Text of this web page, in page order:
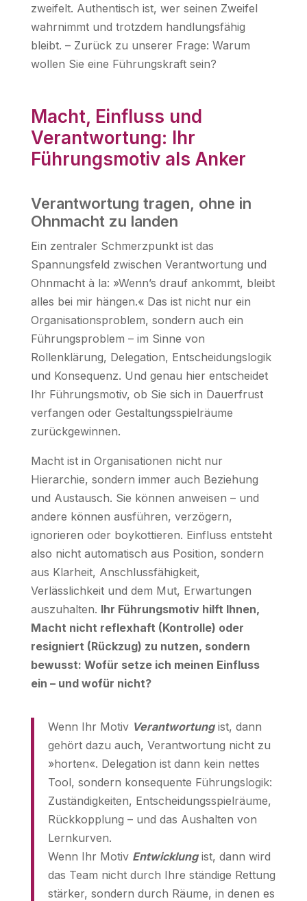
zweifelt. Authentisch ist, wer seinen Zweifel
wahrnimmt und trotzdem handlungsfähig
bleibt. – Zurück zu unserer Frage: Warum
wollen Sie eine Führungskraft sein?
Macht, Einfluss und
Verantwortung: Ihr
Führungsmotiv als Anker
Verantwortung tragen, ohne in
Ohnmacht zu landen
Ein zentraler Schmerzpunkt ist das
Spannungsfeld zwischen Verantwortung und
Ohnmacht à la: »Wenn’s drauf ankommt, bleibt
alles bei mir hängen.« Das ist nicht nur ein
Organisationsproblem, sondern auch ein
Führungsproblem – im Sinne von
Rollenklärung, Delegation, Entscheidungslogik
und Konsequenz. Und genau hier entscheidet
Ihr Führungsmotiv, ob Sie sich in Dauerfrust
verfangen oder Gestaltungsspielräume
zurückgewinnen.
Macht ist in Organisationen nicht nur
Hierarchie, sondern immer auch Beziehung
und Austausch. Sie können anweisen – und
andere können ausführen, verzögern,
ignorieren oder boykottieren. Einfluss entsteht
also nicht automatisch aus Position, sondern
aus Klarheit, Anschlussfähigkeit,
Verlässlichkeit und dem Mut, Erwartungen
auszuhalten. Ihr Führungsmotiv hilft Ihnen,
Macht nicht reflexhaft (Kontrolle) oder
resigniert (Rückzug) zu nutzen, sondern
bewusst: Wofür setze ich meinen Einfluss
ein – und wofür nicht?
Wenn Ihr Motiv Verantwortungist, dann
gehört dazu auch, Verantwortung nicht zu
»horten«. Delegation ist dann kein nettes
Tool, sondern konsequente Führungslogik:
Zuständigkeiten, Entscheidungsspielräume,
Rückkopplung – und das Aushalten von
Lernkurven.
Wenn Ihr Motiv Entwicklung ist, dann wird
das Team nicht durch Ihre ständige Rettung
stärker, sondern durch Räume, in denen es